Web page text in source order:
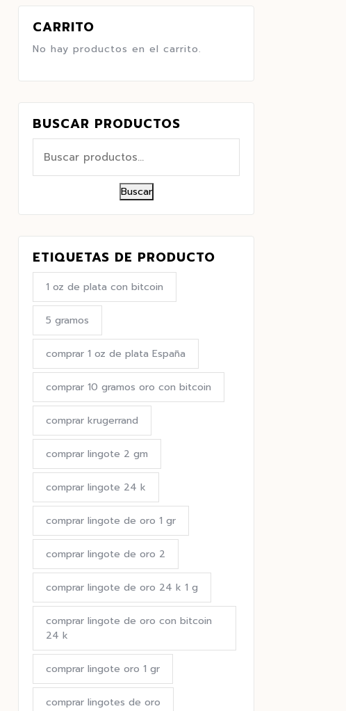
CARRITO
No hay productos en el carrito.
BUSCAR PRODUCTOS
Buscar
ETIQUETAS DE PRODUCTO
1 oz de plata con bitcoin
5 gramos
comprar 1 oz de plata España
comprar 10 gramos oro con bitcoin
comprar krugerrand
comprar lingote 2 gm
comprar lingote 24 k
comprar lingote de oro 1 gr
comprar lingote de oro 2
comprar lingote de oro 24 k 1 g
comprar lingote de oro con bitcoin
24 k
comprar lingote oro 1 gr
comprar lingotes de oro